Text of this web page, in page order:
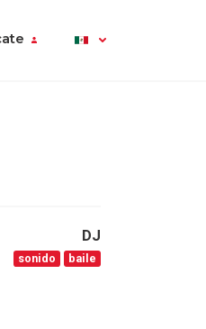
DJ
sonido baile